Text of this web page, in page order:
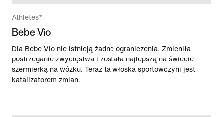
Athletes*
Bebe Vio
Dla Bebe Vio nie istnieją żadne ograniczenia. Zmieniła
postrzeganie zwycięstwa i została najlepszą na świecie
szermierką na wózku. Teraz ta włoska sportowczyni jest
katalizatorem zmian.